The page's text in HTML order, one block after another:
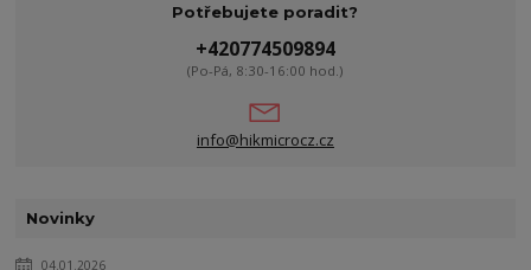
Potřebujete poradit?
+420774509894
(Po-Pá, 8:30-16:00 hod.)
info@hikmicrocz.cz
Novinky
04.01.2026